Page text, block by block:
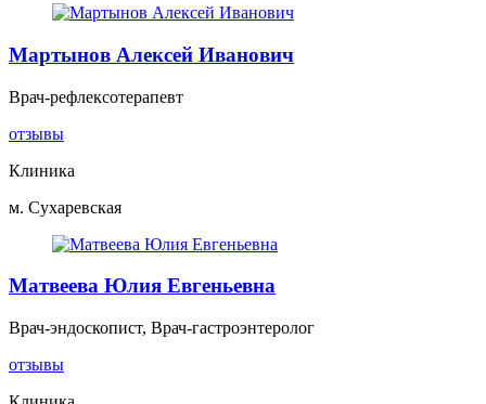
Мартынов Алексей Иванович
Врач-рефлексотерапевт
отзывы
Клиника
м. Сухаревская
Матвеева Юлия Евгеньевна
Врач-эндоскопист, Врач-гастроэнтеролог
отзывы